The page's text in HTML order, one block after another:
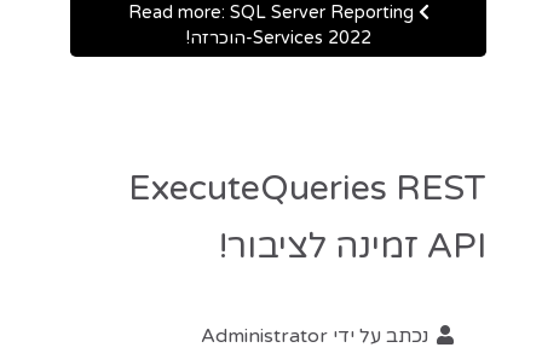
Read more: SQL Server Reporting
Services 2022-הוכרזה!
ExecuteQueries REST
API זמינה לציבור!
נכתב על ידי Administrator